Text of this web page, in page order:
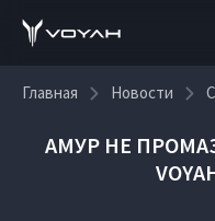
Главная Новости
АМУР НЕ